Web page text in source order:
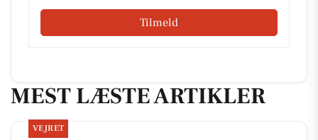
Tilmeld
MEST LÆSTE ARTIKLER
VEJRET